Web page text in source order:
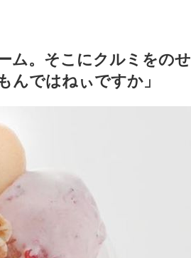
ム。そこにクルミをのせ
んではねぃですか」